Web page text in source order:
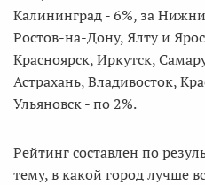
Калининград - 6%, за
Ростов-на-Дону, Ялту и
Красноярск, Иркутск,
Астрахань, Владивосток,
Ульяновск - по 2%.
Рейтинг составлен по
тему, в какой город лучше